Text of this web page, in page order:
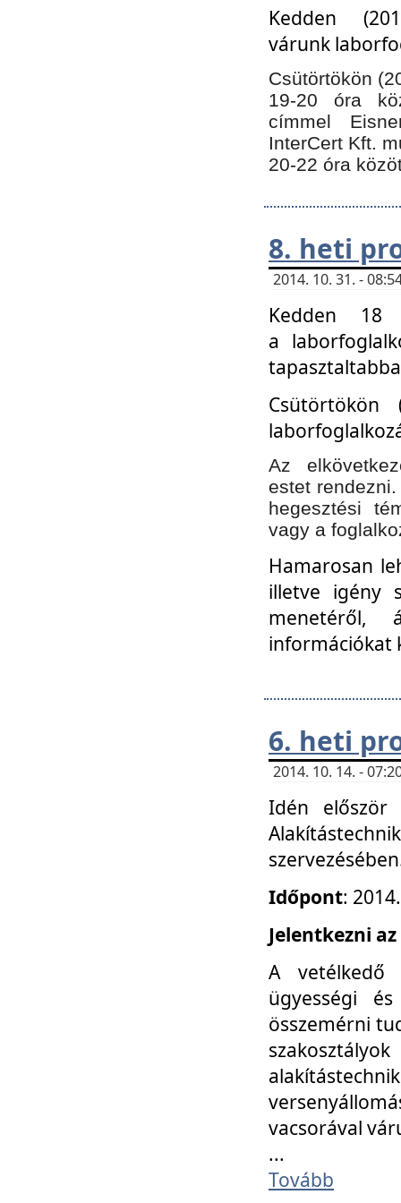
Kedden
várunk
Csütörtökön
19-20 óra
címmel
InterCert Kft.
20-22 óra
8. heti
2014. 10. 31. -
Kedden 18
a
Az
estet
hegesztési
vagy a
Hamarosan
illetve igény
menetéről,
információkat
6. heti
2014. 10. 14. -
Idén
Időpont:
Jelentkezni az
A vetélkedő
ügyességi
összemérni
vacsorával
...
Tovább